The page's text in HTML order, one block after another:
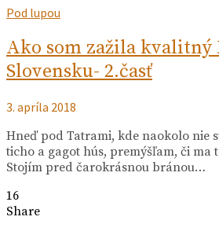
Pod lupou
Ako som zažila kvalitný
Slovensku- 2.časť
3. apríla 2018
Hneď pod Tatrami, kde naokolo nie
ticho a gagot hús, premýšľam, či ma
Stojím pred čarokrásnou bránou…
16
Share